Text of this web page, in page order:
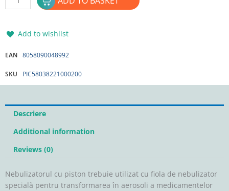
cu
KAPPY
SOLUTION
Add to wishlist
EAN 8058090048992
SKU PIC58038221000200
Descriere
Additional information
Reviews (0)
Nebulizatorul cu piston trebuie utilizat cu fiola de nebulizator
specială pentru transformarea în aerosoli a medicamentelor